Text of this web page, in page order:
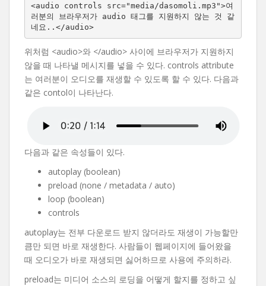
<audio controls src="media/dasomoli.mp3">여
러분의 브라우저가 audio 태그를 지원하지 않는 것 같
네요..</audio>
위처럼 <audio>와 </audio> 사이에 브라우저가 지원하지
않을 때 나타낼 메시지를 넣을 수 있다. controls attribute
는 여러분이 오디오를 재생할 수 있도록 할 수 있다. 다음과
같은 contol이 나타난다.
다음과 같은 속성들이 있다.
autoplay (boolean)
preload (none / metadata / auto)
loop (boolean)
controls
autoplay는 전부 다운로드 받지 않더라도 재생이 가능할만
큼만 되면 바로 재생한다. 사람들이 웹페이지에 들어왔을
때 오디오가 바로 재생되면 싫어하므로 사용에 주의하라.
preload는 미디어 소스의 로딩을 어떻게 할지를 정하고 싶